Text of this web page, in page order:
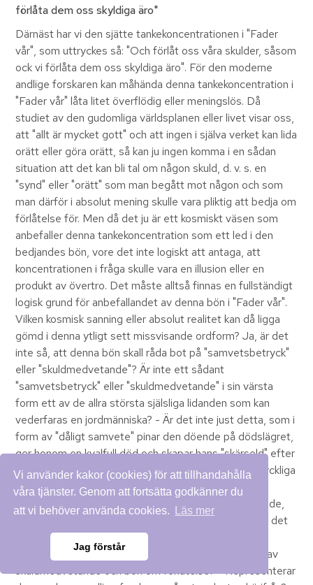
Vi använder kakor (cookies) för att tillhandahålla
våra tjänster. Genom att fortsätta godkänner du
att vi behöver använda cookies.
Läs mer
Jag förstår
förlåta dem oss skyldiga äro"
Därnäst har vi den sjätte tankekoncentrationen i "Fader
vår", som uttryckes så: "Och förlåt oss våra skulder, såsom
ock vi förlåta dem oss skyldiga äro". För den moderne
andlige forskaren kan måhända denna tankekoncentration i
"Fader vår" låta litet överflödig eller meningslös. Då
studiet av den gudomliga världsplanen eller livet visar oss,
att "allt är mycket gott" och att ingen i själva verket kan lida
orätt eller göra orätt, så kan ju ingen komma i en sådan
situation att det kan bli tal om någon skuld, d. v. s. en
"synd" eller "orätt" som man begått mot någon och som
man därför i absolut mening skulle vara pliktig att bedja om
förlåtelse för. Men då det ju är ett kosmiskt väsen som
anbefaller denna tankekoncentration som ett led i den
bedjandes bön, vore det inte logiskt att antaga, att
koncentrationen i fråga skulle vara en illusion eller en
produkt av övertro. Det måste alltså finnas en fullständigt
logisk grund för anbefallandet av denna bön i "Fader vår".
Vilken kosmisk sanning eller absolut realitet kan då ligga
gömd i denna ytligt sett missvisande ordform? Ja, är det
inte så, att denna bön skall råda bot på "samvetsbetryck"
eller "skuldmedvetande"? Är inte ett sådant
"samvetsbetryck" eller "skuldmedvetande" i sin värsta
form ett av de allra största själsliga lidanden som kan
vederfaras en jordmänniska? - Är det inte just detta, som i
form av "dåligt samvete" pinar den döende på dödslägret,
ger honom en kvalfull död och skapar hans "skärseld" efter
döden? - Kan inte samma "dåliga samvete" skapa olyckliga
tillstånd på många andra av livets områden, såsom i
äktenskapet, i vänskapen, i förhållandet till överordnade,
underordnade och likställda? Ja, kort sagt, ödelägger det
inte individens alla eljest lyckliga och harmoniska
förhållanden till nästan, om det inte får utlopp i form av
skuldmedvetande och bön om förlåtelse? - Representerar